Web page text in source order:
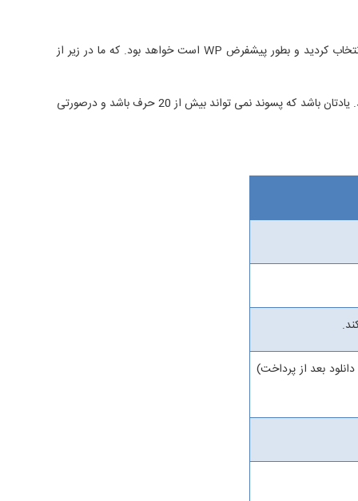
در لیست زیر جداولی که WooCommerce هنگام نصب ایجاد می کند مشاهده می کنید . نام جداول به همراه پسوندی که هنگام نصب وردپرس انتخاب کردید و بطور پیشفرض WP است خواهد بود. که ما در زیر از
نکته : وردپرس یک نرم افزار متن باز است و همه کاربران از ساختار آن آگاهند. بنابراین به هیچ عنوان در بانک داده خود از پسوند پیشفرض استفاده نکنید. یادتان باشد که پسوند نمی تواند بیش از 20 حرف باشد و درصورتی
بعد از پرداخت)